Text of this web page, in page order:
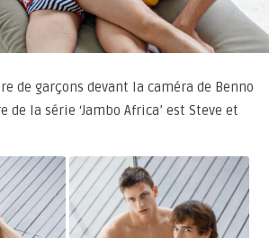
de garçons devant la caméra de Benno
de la série ‘Jambo Africa’ est Steve et